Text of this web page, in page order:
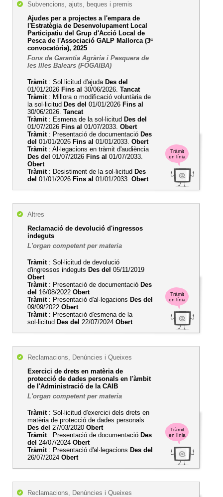
Tràmit
en línia
Subvencions, ajuts, beques i premis
Ajudes per a projectes a l'empara de
l'Estratègia de Desenvolupament Local
Participatiu del Grup d'Acció Local de
Pesca de l'Associació GALP Mallorca (3ª
convocatòria), 2025
Fons de Garantia Agrària i Pesquera de
les Illes Balears (FOGAIBA)
Tràmit: Sol.licitud d'ajuda Des del
01/01/2026 Fins al 30/06/2026. Tancat
Tràmit: Millora o modificació voluntària de
la sol·licitud Des del 01/01/2026 Fins al
30/06/2026. Tancat
Tràmit: Esmena de la sol·licitud Des del
01/07/2026 Fins al 01/07/2033. Obert
Tràmit: Presentació de documentació Des
del 01/01/2026 Fins al 01/01/2033. Obert
Tràmit: Al·legacions en tràmit d'audiència
Des del 01/07/2026 Fins al 01/07/2033.
Obert
Tràmit: Desistiment de la sol·licitud Des
del 01/01/2026 Fins al 01/01/2033. Obert
Tràmit
en línia
Altres
Reclamació de devolució d'ingressos
indeguts
L'organ competent per materia
Tràmit: Sol·licitud de devolució
d'ingressos indeguts Des del 05/11/2019
Obert
Tràmit: Presentació de documentació Des
del 16/08/2022 Obert
Tràmit: Presentació d'al·legacions Des del
09/09/2022 Obert
Tràmit: Presentació d'esmena de la
sol·licitud Des del 22/07/2024 Obert
Tràmit
en línia
Reclamacions, Denúncies i Queixes
Exercici de drets en matèria de
protecció de dades personals en l'àmbit
de l'Administració de la CAIB
L'organ competent per materia
Tràmit: Sol·licitud d'exercici dels drets en
matèria de protecció de dades personals
Des del 27/03/2020 Obert
Tràmit: Presentació de documentació Des
del 24/07/2024 Obert
Tràmit: Presentació d'al·legacions Des del
26/07/2024 Obert
Reclamacions, Denúncies i Queixes